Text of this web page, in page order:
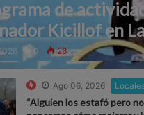
de
Kicillof en
0 28
Ago 06, 2026
“Alguien los estafó pero